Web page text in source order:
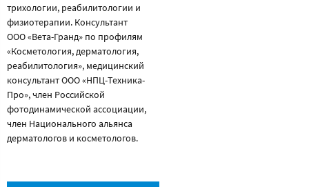
трихологии, реабилитологии и
физиотерапии. Консультант
ООО «Вета-Гранд» по профилям
«Косметология, дерматология,
реабилитология», медицинский
консультант ООО «НПЦ-Техника-
Про», член Российской
фотодинамической ассоциации,
член Национального альянса
дерматологов и косметологов.